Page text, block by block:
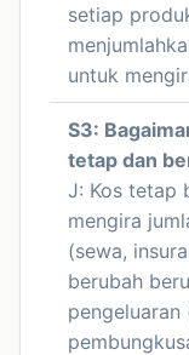
setiap
untuk
S3:
tetap dan
J: Kos tetap
mengira
(sewa,
berubah
pengeluaran